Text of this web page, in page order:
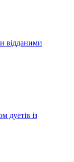
відданими
дуетів із